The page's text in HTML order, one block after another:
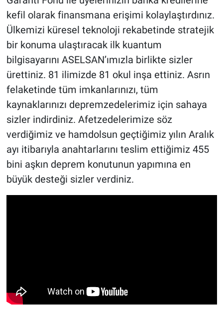
kefil olarak finansmana erişimi kolaylaştırdınız.
Ülkemizi küresel teknoloji rekabetinde stratejik
bir konuma ulaştıracak ilk kuantum
bilgisayarını ASELSAN’ımızla birlikte sizler
ürettiniz. 81 ilimizde 81 okul inşa ettiniz. Asrın
felaketinde tüm imkanlarınızı, tüm
kaynaklarınızı depremzedelerimiz için sahaya
sizler indirdiniz. Afetzedelerimize söz
verdiğimiz ve hamdolsun geçtiğimiz yılın Aralık
ayı itibarıyla anahtarlarını teslim ettiğimiz 455
bini aşkın deprem konutunun yapımına en
büyük desteği sizler verdiniz.